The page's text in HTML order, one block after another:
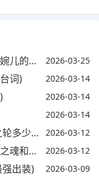
名字) 2026-03-25
词) 2026-03-14
2026-03-14
2026-03-14
钱能出) 2026-03-12
之轮) 2026-03-12
出装) 2026-03-09